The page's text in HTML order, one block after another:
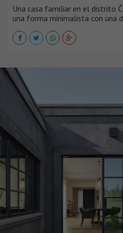
Una casa familiar en el distrito
una forma minimalista con una